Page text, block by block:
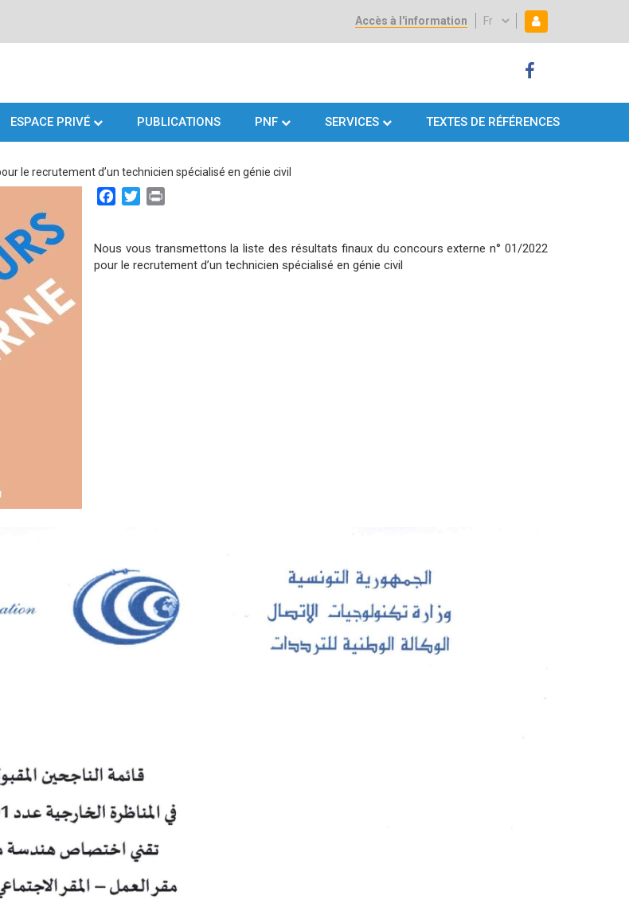
Mon
espace
Mon espace
Select
Accès à l'information
ESPACE PRIVÉ PUBLICATIONS PNF SERVICES TEXTES DE RÉFÉRENCES
le recrutement d’un technicien spécialisé en génie civil
Facebook
Twitter
Nous vous transmettons la liste des résultats finaux du concours externe n° 01/2022
pour le recrutement d’un technicien spécialisé en génie civil